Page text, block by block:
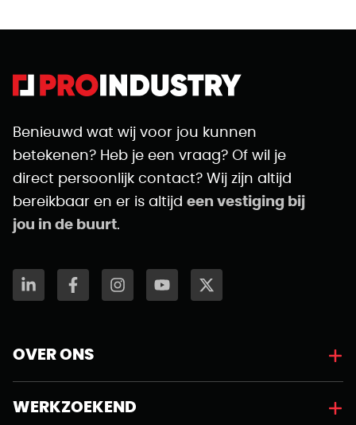
Benieuwd wat wij voor jou kunnen
betekenen? Heb je een vraag? Of wil je
direct persoonlijk contact? Wij zijn altijd
bereikbaar en er is altijd een vestiging bij
jou in de buurt.
OVER ONS
WERKZOEKEND